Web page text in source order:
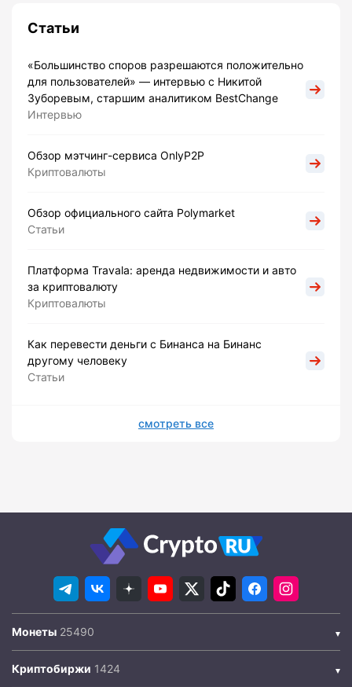
Статьи
«Большинство споров разрешаются положительно
для пользователей» — интервью с Никитой
Зуборевым, старшим аналитиком BestChange
Интервью
Обзор мэтчинг-сервиса OnlyP2P
Криптовалюты
Обзор официального сайта Polymarket
Статьи
Платформа Travala: аренда недвижимости и авто
за криптовалюту
Криптовалюты
Как перевести деньги с Бинанса на Бинанс
другому человеку
Статьи
смотреть все
Монеты
Криптобиржи